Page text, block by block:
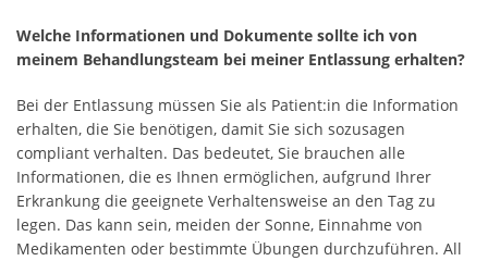
Welche Informationen und Dokumente sollte ich von
meinem Behandlungsteam bei meiner Entlassung erhalten?
Bei der Entlassung müssen Sie als Patient:in die Information
erhalten, die Sie benötigen, damit Sie sich sozusagen
compliant verhalten. Das bedeutet, Sie brauchen alle
Informationen, die es Ihnen ermöglichen, aufgrund Ihrer
Erkrankung die geeignete Verhaltensweise an den Tag zu
legen. Das kann sein, meiden der Sonne, Einnahme von
Medikamenten oder bestimmte Übungen durchzuführen. All